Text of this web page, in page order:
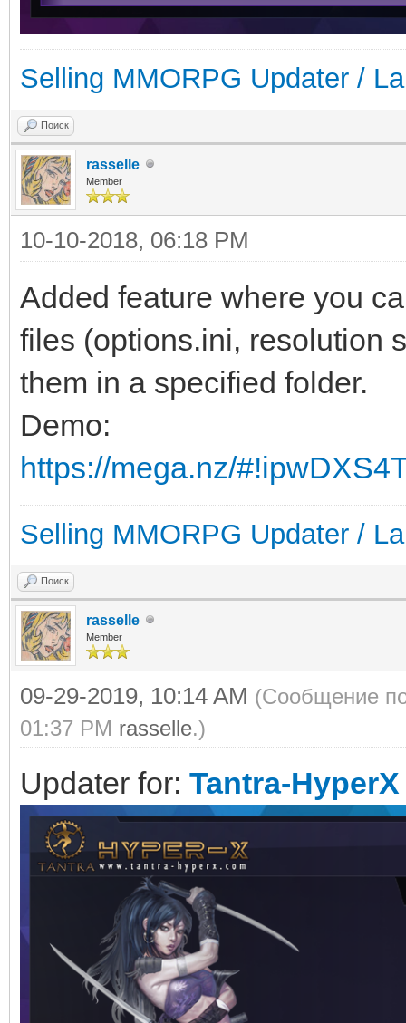
Selling MMORPG Updater /
Поиск
rasselle
Member
10-10-2018, 06:18 PM
Added feature where you
files (options.ini, resolution
them in a specified folder.
Demo:
https://mega.nz/
Selling MMORPG Updater /
Поиск
rasselle
Member
09-29-2019, 10:14 AM (Сообщение
01:37 PM rasselle.)
Updater for: Tantra-HyperX